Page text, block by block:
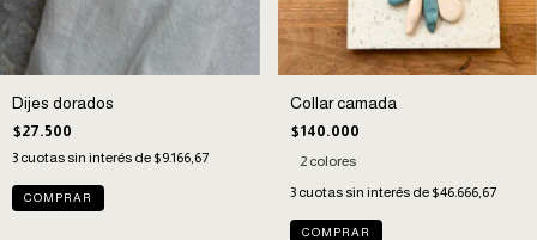
Dijes dorados
$27.500
3 cuotas sin interés de $9.166,67
COMPRAR
Collar camada
$140.000
2 colores
3 cuotas sin interés de $46.666,67
COMPRAR